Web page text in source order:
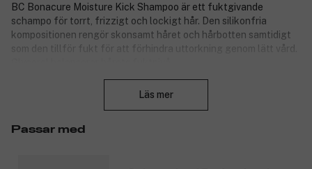
BC Bonacure Moisture Kick Shampoo är ett fuktgivande
schampo för torrt, frizzigt och lockigt hår. Den silikonfria
kompositionen rengör skonsamt håret och hårbotten samtidigt
som den tillför fukt för att förhindra uttorkning genom lätt vård.
Rengör skonsamt normalt till torrt och frizzigt hår.
Kompositionen hjälper till att bibehålla en optimal fuktnivå
Läs mer
Passar med